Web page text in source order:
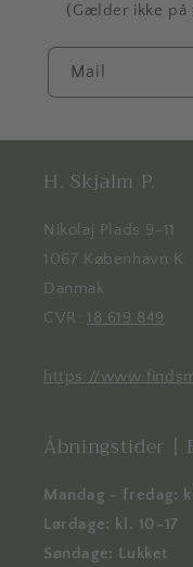
(Gælder ikke på
Mail
H. Skjalm P.
Nikolaj Plads 9-11
1067 København K
Danmak
CVR: 18 619 849
https://
Åbningstider |
Mandag - fredag:
Lørdage: kl. 10-17
Søndage: Lukket